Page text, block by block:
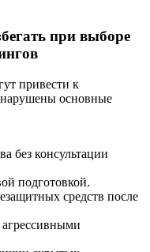
при выборе
привести к
нарушены основные
без консультации
подготовкой.
средств после